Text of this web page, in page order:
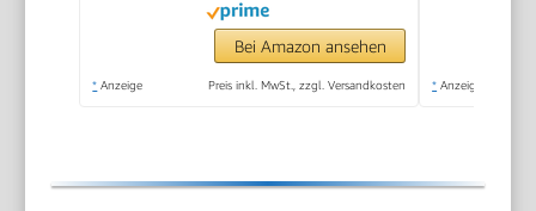
benutzerfreundlich,
Schwarz/Edelstahl,
FDK261
Bei Amazon ansehen
* Anzeige Preis inkl. MwSt., zzgl. Versandkosten * Anzeige